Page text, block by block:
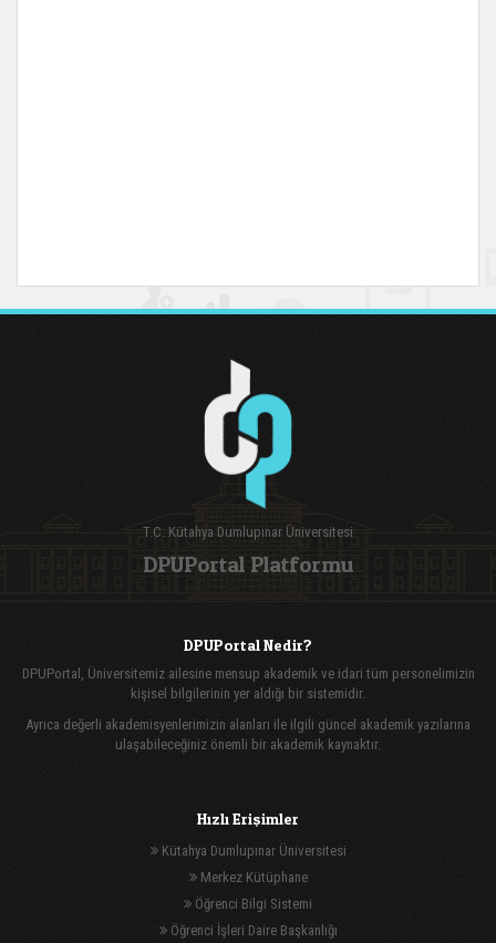
T.C. Kütahya Dumlupınar Üniversitesi
DPUPortal Platformu
DPUPortal Nedir?
DPUPortal, Üniversitemiz ailesine mensup akademik ve idari tüm personelimizin
kişisel bilgilerinin yer aldığı bir sistemidir.
Ayrıca değerli akademisyenlerimizin alanları ile ilgili güncel akademik yazılarına
ulaşabileceğiniz önemli bir akademik kaynaktır.
Hızlı Erişimler
Kütahya Dumlupınar Üniversitesi
Merkez Kütüphane
Öğrenci Bilgi Sistemi
Öğrenci İşleri Daire Başkanlığı